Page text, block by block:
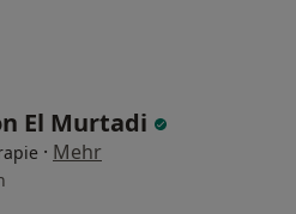
El Murtadi
· Mehr